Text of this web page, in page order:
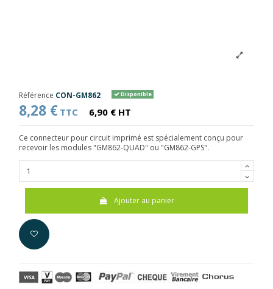
Référence CON-GM862 Disponible
8,28 € TTC 6,90 € HT
Ce connecteur pour circuit imprimé est spécialement conçu pour
recevoir les modules "GM862-QUAD" ou "GM862-GPS".
Ajouter au panier